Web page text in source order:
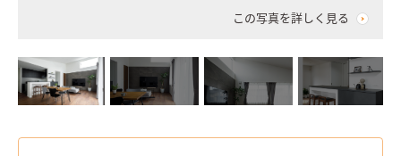
この写真を詳しく見る